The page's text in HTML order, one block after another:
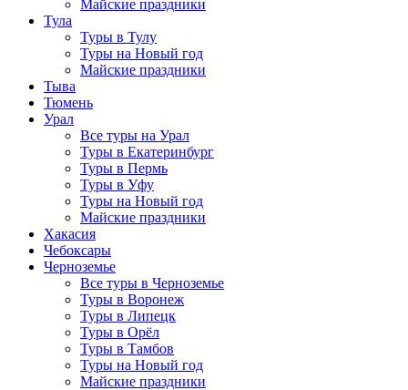
Майские праздники
Тула
Туры в Тулу
Туры на Новый год
Майские праздники
Тыва
Тюмень
Урал
Все туры на Урал
Туры в Екатеринбург
Туры в Пермь
Туры в Уфу
Туры на Новый год
Майские праздники
Хакасия
Чебоксары
Черноземье
Все туры в Черноземье
Туры в Воронеж
Туры в Липецк
Туры в Орёл
Туры в Тамбов
Туры на Новый год
Майские праздники